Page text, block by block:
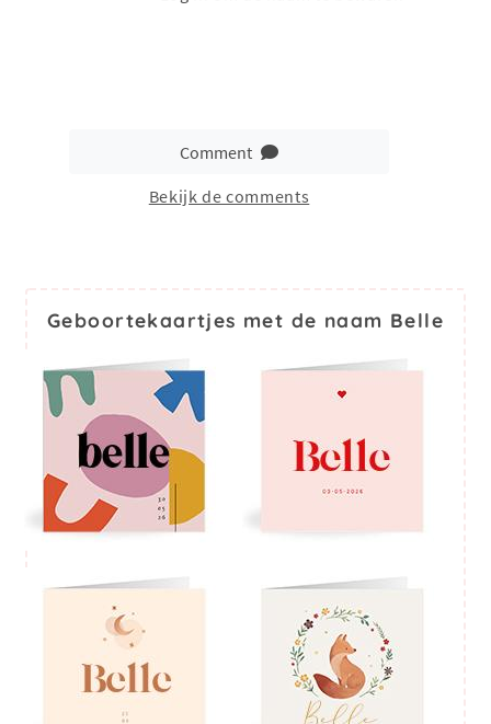
Comment
Bekijk de comments
Geboortekaartjes met de naam Belle